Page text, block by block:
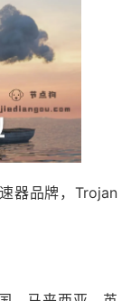
器品牌，Trojan